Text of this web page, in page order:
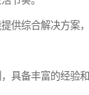
供综合解决方案
具备丰富的经验